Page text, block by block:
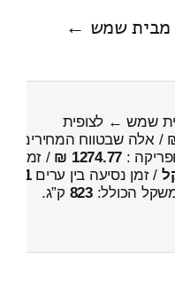
מבית שמש ←
שמש ← לצופית
/ אלה שבטווח המחירים
:
1274.77 ₪ / זמן :
/ זמן נסיעה בין ערים51 דקות
הכולל:823 ק”ג.